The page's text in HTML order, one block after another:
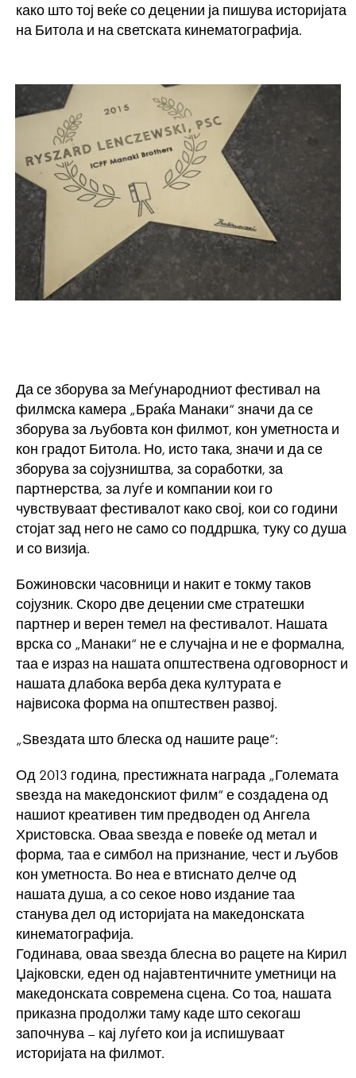
како што тој веќе со децении ја пишува историјата
на Битола и на светската кинематографија.
Да се зборува за Меѓународниот фестивал на
филмска камера „Браќа Манаки“ значи да се
зборува за љубовта кон филмот, кон уметноста и
кон градот Битола. Но, исто така, значи и да се
зборува за сојузништва, за соработки, за
партнерства, за луѓе и компании кои го
чувствуваат фестивалот како свој, кои со години
стојат зад него не само со поддршка, туку со душа
и со визија.
Божиновски часовници и накит е токму таков
сојузник. Скоро две децении сме стратешки
партнер и верен темел на фестивалот. Нашата
врска со „Манаки“ не е случајна и не е формална,
таа е израз на нашата општествена одговорност и
нашата длабока верба дека културата е
највисока форма на општествен развој.
„Ѕвездата што блеска од нашите раце“:
Од 2013 година, престижната награда „Големата
ѕвезда на македонскиот филм“ е создадена од
нашиот креативен тим предводен од Ангела
Христовска. Оваа ѕвезда е повеќе од метал и
форма, таа е симбол на признание, чест и љубов
кон уметноста. Во неа е втиснато делче од
нашата душа, а со секое ново издание таа
станува дел од историјата на македонската
кинематографија.
Годинава, оваа ѕвезда блесна во рацете на Кирил
Џајковски, еден од најавтентичните уметници на
македонската современа сцена. Со тоа, нашата
приказна продолжи таму каде што секогаш
започнува – кај луѓето кои ја испишуваат
историјата на филмот.